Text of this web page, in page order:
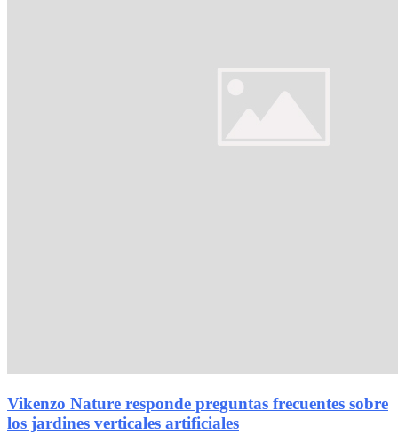
Vikenzo Nature responde preguntas frecuentes sobre
los jardines verticales artificiales